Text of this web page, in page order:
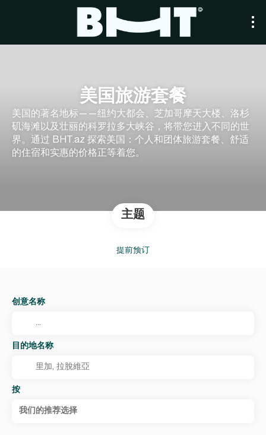
美国旅游套餐
美国的著名地标——纽约大都会、芝加哥摩天大楼、洛杉
矶海滩以及壮丽的科罗拉多大峡谷，将带您进入不同的世
界。通过 BHT.az 探索美国：个人和团体旅游套餐、舒适
的住宿和实惠的价格正等着您。
主题
提前预订
创意名称
目的地名称
按
我们的推荐选择